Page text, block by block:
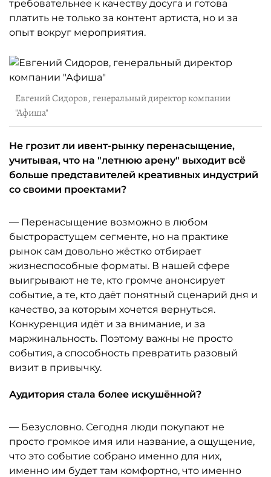
требовательнее к качеству досуга и готова
платить не только за контент артиста, но и за
опыт вокруг мероприятия.
Евгений Сидоров, генеральный директор компании
"Афиша"
Не грозит ли ивент-рынку перенасыщение,
учитывая, что на "летнюю арену" выходит всё
больше представителей креативных индустрий
со своими проектами?
— Перенасыщение возможно в любом
быстрорастущем сегменте, но на практике
рынок сам довольно жёстко отбирает
жизнеспособные форматы. В нашей сфере
выигрывают не те, кто громче анонсирует
событие, а те, кто даёт понятный сценарий дня и
качество, за которым хочется вернуться.
Конкуренция идёт и за внимание, и за
маржинальность. Поэтому важны не просто
события, а способность превратить разовый
визит в привычку.
Аудитория стала более искушённой?
— Безусловно. Сегодня люди покупают не
просто громкое имя или название, а ощущение,
что это событие собрано именно для них,
именно им будет там комфортно, что именно